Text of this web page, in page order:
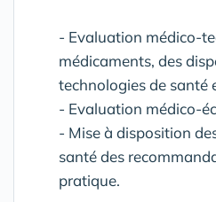
- Evaluation médico-
médicaments, des
technologies de santé
- Evaluation médico-
- Mise à disposition
santé des
pratique.